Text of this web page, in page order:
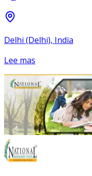
Delhi (Delhi), India
Lee mas